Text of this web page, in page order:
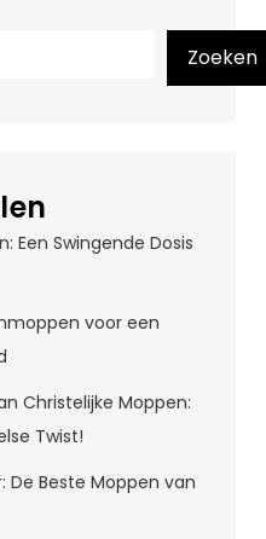
Zoeken
Een Swingende Dosis
voor een
Christelijke Moppen:
Twist!
De Beste Moppen van